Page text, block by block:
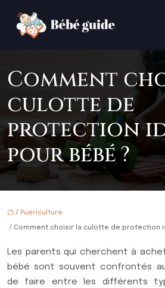
Comment
culotte de
protection
pour bébé ?
/ Puériculture
/ Comment choisir la culotte de protection
Les parents qui cherchent à
bébé sont souvent confrontés
de faire entre les différents